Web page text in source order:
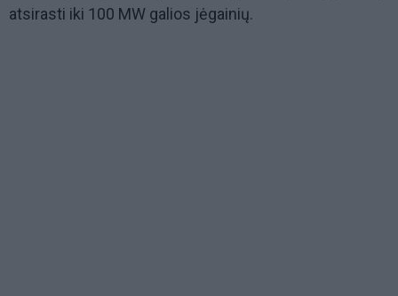
atsirasti iki 100 MW galios jėgainių.